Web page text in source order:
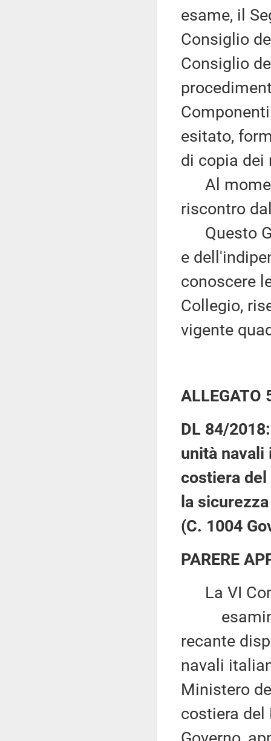
esame, il
Consiglio
Consiglio
esitato,
di copia
Al
riscontro
Questo
e
conoscere
Collegio,
vigente
ALLEGATO
DL 84/
unità navali
costiera
la
(C. 1004
PARERE
La VI
recante
navali
Ministero
costiera